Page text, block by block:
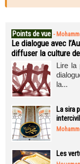
Points de vue -
Le dialogue avec
diffuser la culture
Lire la
la...
La sira
Les